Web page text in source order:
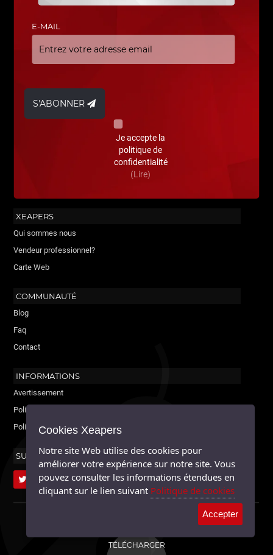
TÉLÉCHARGER
E-MAIL
S'ABONNER
Je accepte la
politique de
confidentialité
(Lire)
XEAPERS
Qui sommes nous
Vendeur professionnel?
Carte Web
COMMUNAUTÉ
Blog
Faq
Contact
INFORMATIONS
Avertissement
Politique de cookies
Politique de confidentialité
SUIVEZ-NOUS
XEAPERS ©2026 - TOUS DROITS RÉSERVÉS. MAYABLE.
Cookies Xeapers
Notre site Web utilise des cookies pour
améliorer votre expérience sur notre site. Vous
pouvez consulter les informations étendues en
cliquant sur le lien suivant Politique de cookies
Accepter